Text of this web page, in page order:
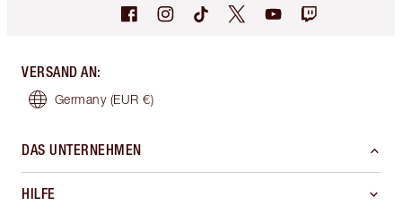
VERSAND AN:
Germany (EUR €)
DAS UNTERNEHMEN
HILFE